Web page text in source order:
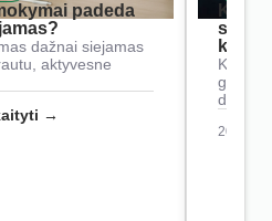
padeda
dažnai siejamas
aktyvesne
→
Kaip
2026-